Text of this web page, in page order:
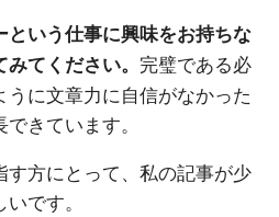
という仕事に興味をお持ちな
てください。 完璧である必
に文章力に自信がなかった
きています。
す方にとって、私の記事が少
です。